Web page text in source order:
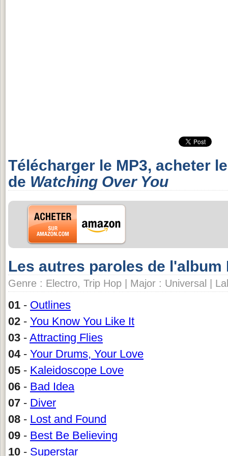
Télécharger le MP3, acheter
de Watching Over You
Les autres paroles de l'album
Genre : Electro, Trip Hop | Major : Universal |
01 - Outlines
02 - You Know You Like It
03 - Attracting Flies
04- Your Drums, Your Love
05 - Kaleidoscope Love
06 - Bad Idea
07 - Diver
08 - Lost and Found
09 - Best Be Believing
10 - Superstar